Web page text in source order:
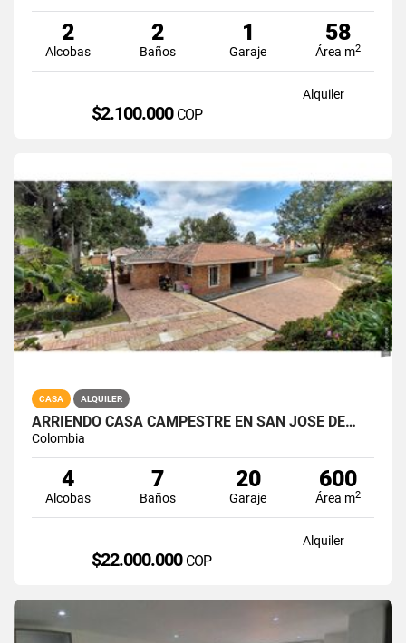
2
Alcobas
2
Baños
1
Garaje
58
Área m2
Alquiler
$2.100.000 COP
CASA ALQUILER
ARRIENDO CASA CAMPESTRE EN SAN JOSE DE…
Colombia
4
Alcobas
7
Baños
20
Garaje
600
Área m2
Alquiler
$22.000.000 COP